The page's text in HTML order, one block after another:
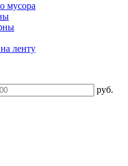
мусора
ленту
руб.